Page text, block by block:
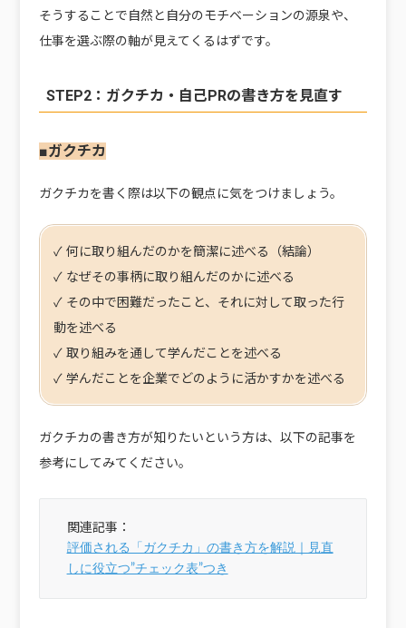
そうすることで自然と自分のモチベーションの源泉や、
仕事を選ぶ際の軸が見えてくるはずです。
STEP2：ガクチカ・自己PRの書き方を見直す
■ガクチカ
ガクチカを書く際は以下の観点に気をつけましょう。
✓ 何に取り組んだのかを簡潔に述べる（結論）
✓ なぜその事柄に取り組んだのかに述べる
✓ その中で困難だったこと、それに対して取った行
動を述べる
✓ 取り組みを通して学んだことを述べる
✓ 学んだことを企業でどのように活かすかを述べる
ガクチカの書き方が知りたいという方は、以下の記事を
参考にしてみてください。
評価される「ガクチカ」の書き方を解説｜見直
しに役立つ”チェック表”つき